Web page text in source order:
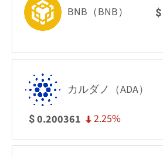
BNB（BNB） $
カルダノ（ADA）
$0.200361 2.25%